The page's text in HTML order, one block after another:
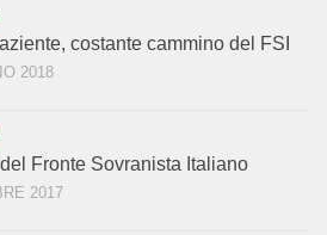
costante cammino del FSI
2018
Fronte Sovranista Italiano
2017